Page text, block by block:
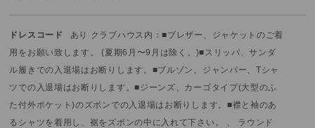
ドレスコード
あり クラブハウス内：■ブレザー、ジャケットのご着
用をお願い致します。 (夏期6月〜9月は除く。)■スリッパ、サンダ
ル履きでの入退場はお断りします。 ■ブルゾン、ジャンパー、Tシャ
ツでの入退場はお断りします。■ジーンズ、カーゴタイプ(大型のふ
た付外ポケット)のズボンでの入退場はお断りします。 ■襟と袖のあ
るシャツを着用し、裾をズボンの中に入れて下さい。 、 ラウンド